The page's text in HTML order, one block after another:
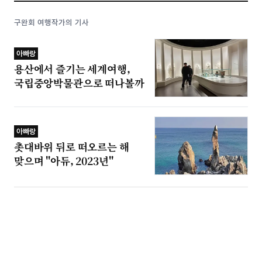
구완회 여행작가의 기사
아빠랑
용산에서 즐기는 세계여행,
국립중앙박물관으로 떠나볼까
아빠랑
촛대바위 뒤로 떠오르는 해
맞으며 "아듀, 2023년"